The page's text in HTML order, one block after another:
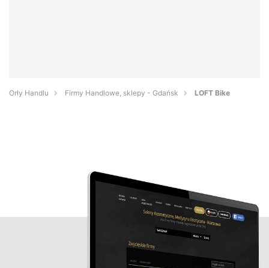
Orły Handlu Firmy Handlowe, sklepy - Gdańsk LOFT Bike